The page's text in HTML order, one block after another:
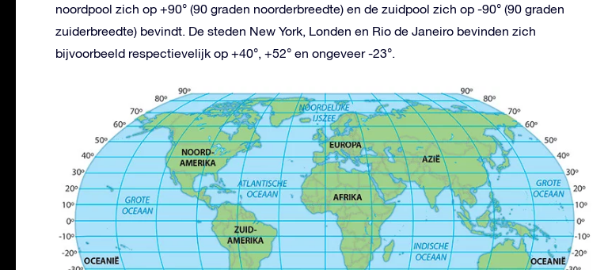
noordpool zich op +90° (90 graden noorderbreedte) en de zuidpool zich op -90° (90 graden
zuiderbreedte) bevindt. De steden New York, Londen en Rio de Janeiro bevinden zich
bijvoorbeeld respectievelijk op +40°, +52° en ongeveer -23°.